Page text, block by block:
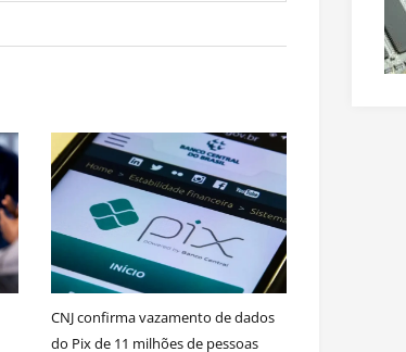
CNJ confirma vazamento de dados
do Pix de 11 milhões de pessoas